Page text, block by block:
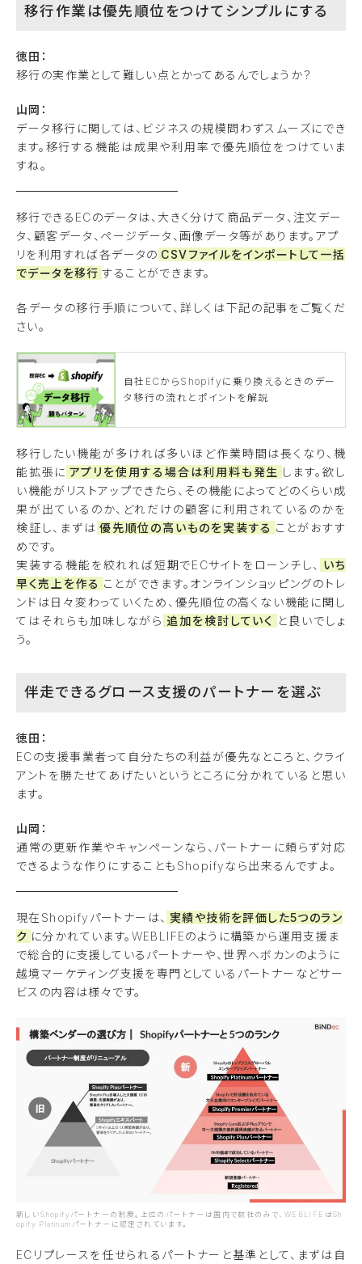
移行作業は優先順位をつけてシンプルにする
徳田：
移行の実作業として難しい点とかってあるんでしょうか？
山岡：
データ移行に関しては、ビジネスの規模問わずスムーズにでき
ます。移行する機能は成果や利用率で優先順位をつけていま
すね。
移行できるECのデータは、大きく分けて商品データ、注文デー
タ、顧客データ、ページデータ、画像データ等があります。アプ
リを利用すれば各データの CSVファイルをインポートして一括
でデータを移行 することができます。
各データの移行手順について、詳しくは下記の記事をご覧くだ
さい。
自社ECからShopifyに乗り換えるときのデー
タ移行の流れとポイントを解説
移行したい機能が多ければ多いほど作業時間は長くなり、機
能拡張に アプリを使用する場合は利用料も発生 します。欲し
い機能がリストアップできたら、その機能によってどのくらい成
果が出ているのか、どれだけの顧客に利用されているのかを
検証し、まずは 優先順位の高いものを実装する ことがおすす
めです。
実装する機能を絞れれば短期でECサイトをローンチし、 いち
早く売上を作る ことができます。オンラインショッピングのトレ
ンドは日々変わっていくため、優先順位の高くない機能に関し
てはそれらも加味しながら 追加を検討していく
と良いでしょ
う。
伴走できるグロース支援のパートナーを選ぶ
徳田：
ECの支援事業者って自分たちの利益が優先なところと、クライ
アントを勝たせてあげたいというところに分かれていると思い
ます。
山岡：
通常の更新作業やキャンペーンなら、パートナーに頼らず対応
できるような作りにすることもShopifyなら出来るんですよ。
現在Shopifyパートナーは、 実績や技術を評価した5つのラン
ク に分かれています。WEBLIFEのように構築から運用支援ま
で総合的に支援しているパートナーや、世界へボカンのように
越境マーケティング支援を専門としているパートナーなどサー
ビスの内容は様々です。
新しいShopifyパートナーの制度。上位のパートナーは国内で数社のみで、WEBLIFEはSh
opify Platinumパートナーに認定されています。
ECリプレースを任せられるパートナーと基準として、まずは自